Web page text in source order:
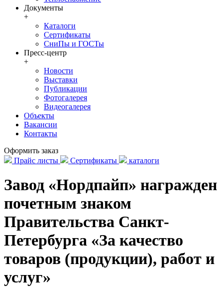
Документы
+
Каталоги
Сертификаты
СниПы и ГОСТы
Пресс-центр
+
Новости
Выставки
Публикации
Фотогалерея
Видеогалерея
Объекты
Вакансии
Контакты
Оформить заказ
Прайс листы
Сертификаты каталоги
Завод «Нордпайп» награжден
почетным знаком
Правительства Санкт-
Петербурга «За качество
товаров (продукции), работ и
услуг»